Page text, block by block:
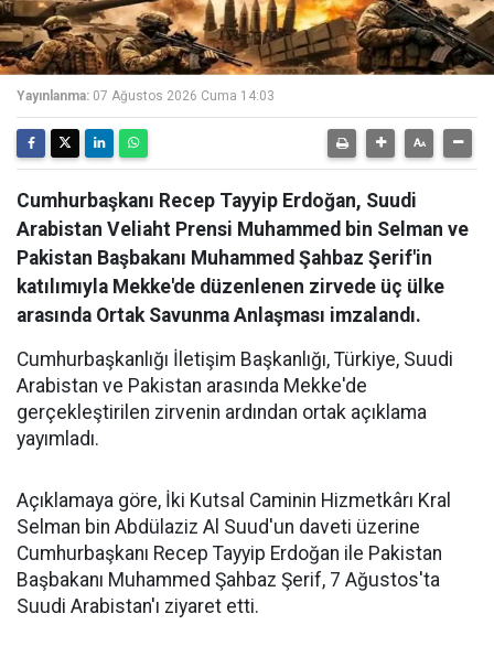
Yayınlanma: 07 Ağustos 2026 Cuma 14:03
Cumhurbaşkanı Recep Tayyip Erdoğan, Suudi
Arabistan Veliaht Prensi Muhammed bin Selman ve
Pakistan Başbakanı Muhammed Şahbaz Şerif'in
katılımıyla Mekke'de düzenlenen zirvede üç ülke
arasında Ortak Savunma Anlaşması imzalandı.
Cumhurbaşkanlığı İletişim Başkanlığı, Türkiye, Suudi
Arabistan ve Pakistan arasında Mekke'de
gerçekleştirilen zirvenin ardından ortak açıklama
yayımladı.
Açıklamaya göre, İki Kutsal Caminin Hizmetkârı Kral
Selman bin Abdülaziz Al Suud'un daveti üzerine
Cumhurbaşkanı Recep Tayyip Erdoğan ile Pakistan
Başbakanı Muhammed Şahbaz Şerif, 7 Ağustos'ta
Suudi Arabistan'ı ziyaret etti.